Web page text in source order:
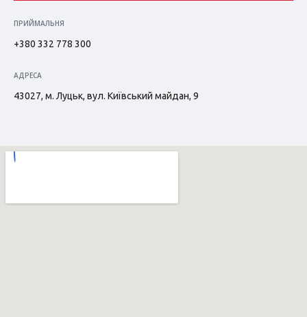
ПРИЙМАЛЬНЯ
+380 332 778 300
АДРЕСА
43027, м. Луцьк, вул. Київський майдан, 9